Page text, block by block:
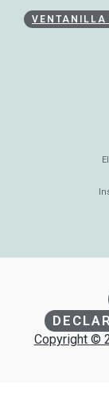
VENTANILLA
Copyright ©